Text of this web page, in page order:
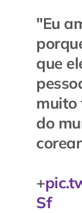
"Eu
que
muito
do
+
Sf